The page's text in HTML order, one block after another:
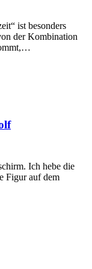
ist besonders
der Kombination
Ich hebe die
Figur auf dem